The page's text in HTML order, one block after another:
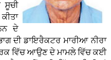
ਸੂਚੀ
ਦੇ
ਦੀ ਡਾਇਰੈਕਟਰ ਮਾਰੀਆ ਨੀਰਾ
ਵਿੱਚ ਆਉਣ ਦੇ ਮਾਮਲੇ ਵਿੱਚ ਕਈ